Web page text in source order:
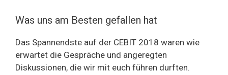
Was uns am Besten gefallen hat
Das Spannendste auf der CEBIT 2018 waren wie
erwartet die Gespräche und angeregten
Diskussionen, die wir mit euch führen durften.